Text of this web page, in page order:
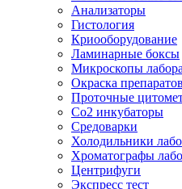
Анализаторы
Гистология
Криооборудование
Ламинарные боксы
Микроскопы
Окраска препаратов
Проточные
Со2 инкубаторы
Средоварки
Холодильники
Хроматографы
Центрифуги
Экспресс тест